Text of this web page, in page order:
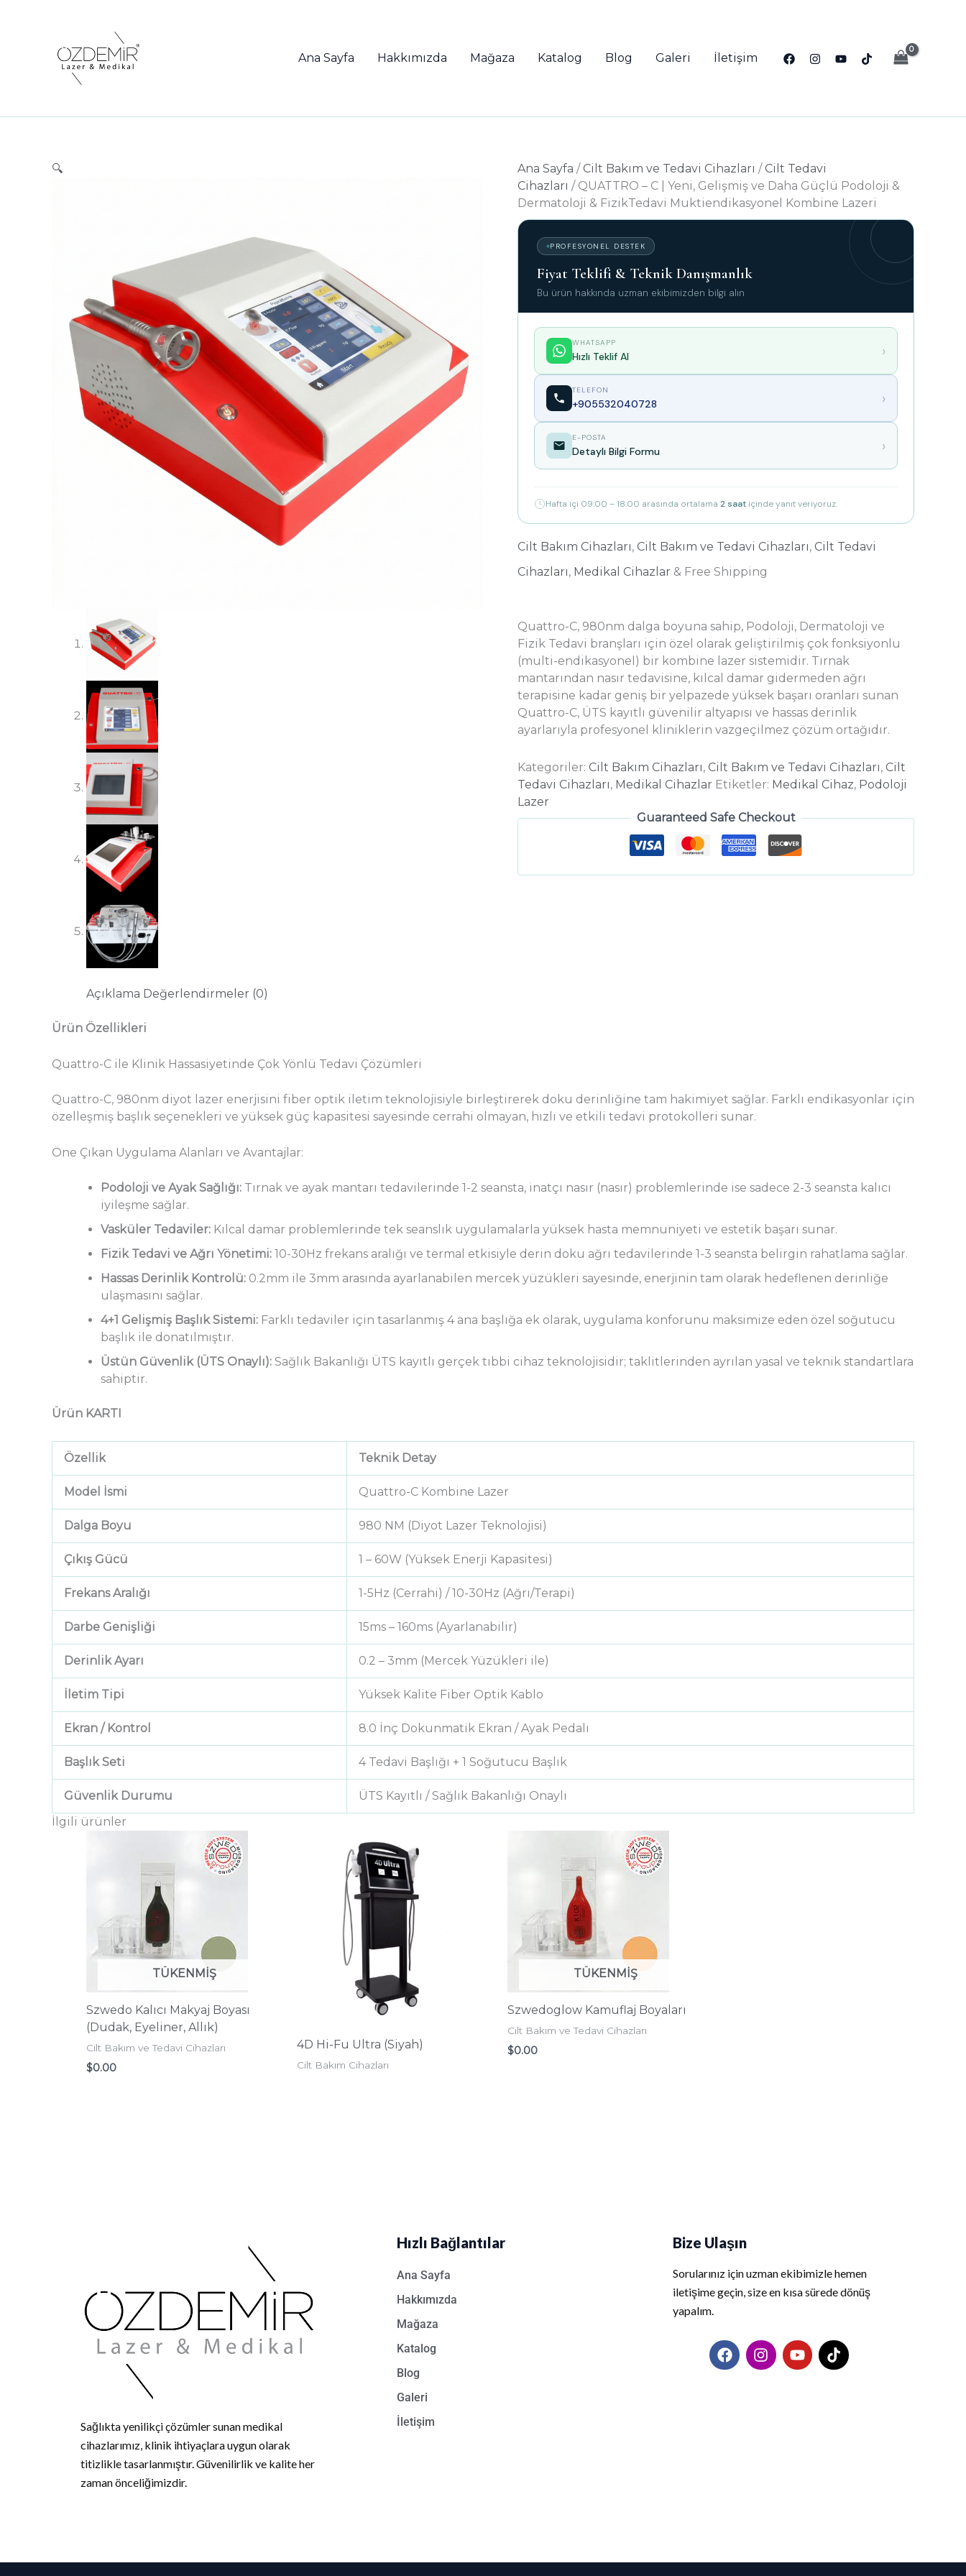
Ana Sayfa Hakkımızda Mağaza Katalog Blog Galeri İletişim
🔍 Ana Sayfa / Cilt Bakım ve Tedavi Cihazları / Cilt Tedavi
Cihazları / QUATTRO – C | Yeni, Gelişmiş ve Daha Güçlü Podoloji &
Dermatoloji & FizikTedavi Muktiendikasyonel Kombine Lazeri
PROFESYONEL DESTEK
Fiyat Teklifi & Teknik Danışmanlık
Bu ürün hakkında uzman ekibimizden bilgi alın
WHATSAPP
Hızlı Teklif Al ›
TELEFON
+905532040728 ›
E-POSTA
Detaylı Bilgi Formu ›
Hafta içi 09:00 – 18:00 arasında ortalama 2 saat içinde yanıt veriyoruz.
Cilt Bakım Cihazları, Cilt Bakım ve Tedavi Cihazları, Cilt Tedavi
Cihazları, Medikal Cihazlar & Free Shipping
Quattro-C, 980nm dalga boyuna sahip, Podoloji, Dermatoloji ve
Fizik Tedavi branşları için özel olarak geliştirilmiş çok fonksiyonlu
(multi-endikasyonel) bir kombine lazer sistemidir. Tırnak
mantarından nasır tedavisine, kılcal damar gidermeden ağrı
terapisine kadar geniş bir yelpazede yüksek başarı oranları sunan
Quattro-C, ÜTS kayıtlı güvenilir altyapısı ve hassas derinlik
ayarlarıyla profesyonel kliniklerin vazgeçilmez çözüm ortağıdır.
Kategoriler: Cilt Bakım Cihazları, Cilt Bakım ve Tedavi Cihazları, Cilt
Tedavi Cihazları, Medikal Cihazlar Etiketler: Medikal Cihaz, Podoloji
Lazer
Guaranteed Safe Checkout
Açıklama Değerlendirmeler (0)
Ürün Özellikleri
Quattro-C ile Klinik Hassasiyetinde Çok Yönlü Tedavi Çözümleri
Quattro-C, 980nm diyot lazer enerjisini fiber optik iletim teknolojisiyle birleştirerek doku derinliğine tam hakimiyet sağlar. Farklı endikasyonlar için
özelleşmiş başlık seçenekleri ve yüksek güç kapasitesi sayesinde cerrahi olmayan, hızlı ve etkili tedavi protokolleri sunar.
Öne Çıkan Uygulama Alanları ve Avantajlar:
Podoloji ve Ayak Sağlığı: Tırnak ve ayak mantarı tedavilerinde 1-2 seansta, inatçı nasır (nasır) problemlerinde ise sadece 2-3 seansta kalıcı
iyileşme sağlar.
Vasküler Tedaviler: Kılcal damar problemlerinde tek seanslık uygulamalarla yüksek hasta memnuniyeti ve estetik başarı sunar.
Fizik Tedavi ve Ağrı Yönetimi: 10-30Hz frekans aralığı ve termal etkisiyle derin doku ağrı tedavilerinde 1-3 seansta belirgin rahatlama sağlar.
Hassas Derinlik Kontrolü: 0.2mm ile 3mm arasında ayarlanabilen mercek yüzükleri sayesinde, enerjinin tam olarak hedeflenen derinliğe
ulaşmasını sağlar.
4+1 Gelişmiş Başlık Sistemi: Farklı tedaviler için tasarlanmış 4 ana başlığa ek olarak, uygulama konforunu maksimize eden özel soğutucu
başlık ile donatılmıştır.
Üstün Güvenlik (ÜTS Onaylı): Sağlık Bakanlığı ÜTS kayıtlı gerçek tıbbi cihaz teknolojisidir; taklitlerinden ayrılan yasal ve teknik standartlara
sahiptir.
Ürün KARTI
Özellik Teknik Detay
Model İsmi Quattro-C Kombine Lazer
Dalga Boyu 980 NM (Diyot Lazer Teknolojisi)
Çıkış Gücü 1 – 60W (Yüksek Enerji Kapasitesi)
Frekans Aralığı 1-5Hz (Cerrahi) / 10-30Hz (Ağrı/Terapi)
Darbe Genişliği 15ms – 160ms (Ayarlanabilir)
Derinlik Ayarı 0.2 – 3mm (Mercek Yüzükleri ile)
İletim Tipi Yüksek Kalite Fiber Optik Kablo
Ekran / Kontrol 8.0 İnç Dokunmatik Ekran / Ayak Pedalı
Başlık Seti 4 Tedavi Başlığı + 1 Soğutucu Başlık
Güvenlik Durumu
ÜTS Kayıtlı / Sağlık Bakanlığı Onaylı
İlgili ürünler
TÜKENMIŞ
Szwedo Kalıcı Makyaj Boyası
(Dudak, Eyeliner, Allık)
Cilt Bakım ve Tedavi Cihazları
$0.00
4D Hi-Fu Ultra (Siyah)
Cilt Bakım Cihazları
TÜKENMIŞ
Szwedoglow Kamuflaj Boyaları
Cilt Bakım ve Tedavi Cihazları
$0.00
Sağlıkta yenilikçi çözümler sunan medikal
cihazlarımız, klinik ihtiyaçlara uygun olarak
titizlikle tasarlanmıştır. Güvenilirlik ve kalite her
zaman önceliğimizdir.
Hızlı Bağlantılar
Ana Sayfa
Hakkımızda
Mağaza
Katalog
Blog
Galeri
İletişim
Bize Ulaşın
Sorularınız için uzman ekibimizle hemen
iletişime geçin, size en kısa sürede dönüş
yapalım.
F
a
c
I
n
s
Y
o
u
T
i
k